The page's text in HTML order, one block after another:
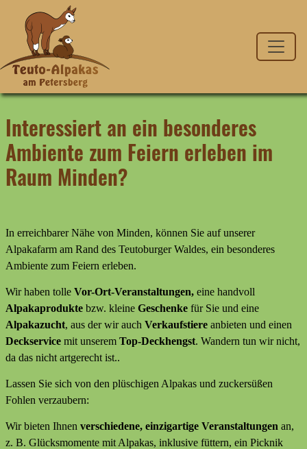
Interessiert an ein besonderes
Ambiente zum Feiern erleben im
Raum Minden?
In erreichbarer Nähe von Minden, können Sie auf unserer
Alpakafarm am Rand des Teutoburger Waldes, ein besonderes
Ambiente zum Feiern erleben.
Wir haben tolle Vor-Ort-Veranstaltungen, eine handvoll
Alpakaprodukte bzw. kleine Geschenke für Sie und eine
Alpakazucht, aus der wir auch Verkaufstiere anbieten und einen
Deckservice mit unserem Top-Deckhengst. Wandern tun wir nicht,
da das nicht artgerecht ist..
Lassen Sie sich von den plüschigen Alpakas und zuckersüßen
Fohlen verzaubern:
Wir bieten Ihnen verschiedene, einzigartige Veranstaltungen an,
z. B. Glücksmomente mit Alpakas, inklusive füttern, ein Picknik